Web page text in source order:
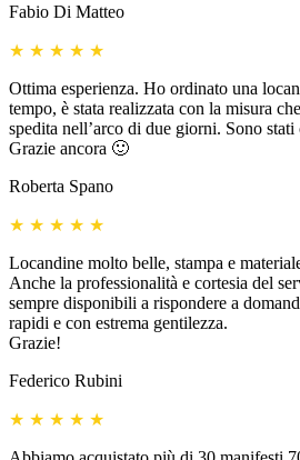
Fabio Di Matteo
★ ★ ★ ★ ★
Ottima esperienza. Ho ordinato una
tempo, è stata realizzata con la misura
spedita nell’arco di due giorni. Sono
Grazie ancora 🙂
Roberta Spano
★ ★ ★ ★ ★
Locandine molto belle, stampa e
Anche la professionalità e cortesia del
sempre disponibili a rispondere a
rapidi e con estrema gentilezza.
Grazie!
Federico Rubini
★ ★ ★ ★ ★